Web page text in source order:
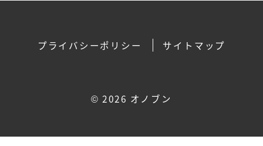
プライバシーポリシー サイトマップ
© 2026 オノブン